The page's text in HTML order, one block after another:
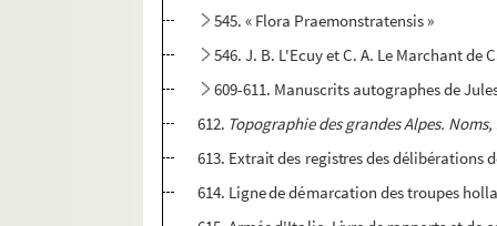
545. « Flora Praemonstratensis »
546. J. B. L'Ecuy et C. A. Le Marchant
609-611. Manuscrits autographes de
612. Topographie des grandes Alpes.
613. Extrait des registres des délibérations
614. Ligne de démarcation des troupes